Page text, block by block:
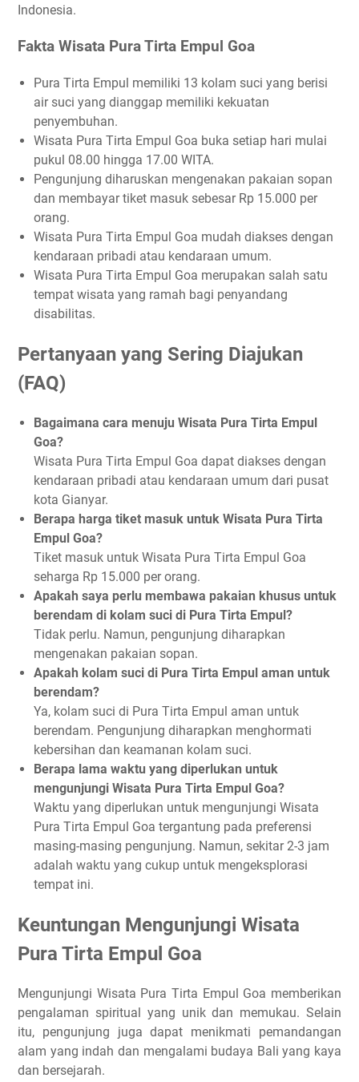
Indonesia.
Fakta Wisata Pura Tirta Empul Goa
Pura Tirta Empul memiliki 13 kolam suci yang berisi
air suci yang dianggap memiliki kekuatan
penyembuhan.
Wisata Pura Tirta Empul Goa buka setiap hari mulai
pukul 08.00 hingga 17.00 WITA.
Pengunjung diharuskan mengenakan pakaian sopan
dan membayar tiket masuk sebesar Rp 15.000 per
orang.
Wisata Pura Tirta Empul Goa mudah diakses dengan
kendaraan pribadi atau kendaraan umum.
Wisata Pura Tirta Empul Goa merupakan salah satu
tempat wisata yang ramah bagi penyandang
disabilitas.
Pertanyaan yang Sering Diajukan
(FAQ)
Bagaimana cara menuju Wisata Pura Tirta Empul
Goa?
Wisata Pura Tirta Empul Goa dapat diakses dengan
kendaraan pribadi atau kendaraan umum dari pusat
kota Gianyar.
Berapa harga tiket masuk untuk Wisata Pura Tirta
Empul Goa?
Tiket masuk untuk Wisata Pura Tirta Empul Goa
seharga Rp 15.000 per orang.
Apakah saya perlu membawa pakaian khusus untuk
berendam di kolam suci di Pura Tirta Empul?
Tidak perlu. Namun, pengunjung diharapkan
mengenakan pakaian sopan.
Apakah kolam suci di Pura Tirta Empul aman untuk
berendam?
Ya, kolam suci di Pura Tirta Empul aman untuk
berendam. Pengunjung diharapkan menghormati
kebersihan dan keamanan kolam suci.
Berapa lama waktu yang diperlukan untuk
mengunjungi Wisata Pura Tirta Empul Goa?
Waktu yang diperlukan untuk mengunjungi Wisata
Pura Tirta Empul Goa tergantung pada preferensi
masing-masing pengunjung. Namun, sekitar 2-3 jam
adalah waktu yang cukup untuk mengeksplorasi
tempat ini.
Keuntungan Mengunjungi Wisata
Pura Tirta Empul Goa
Mengunjungi Wisata Pura Tirta Empul Goa memberikan
pengalaman spiritual yang unik dan memukau. Selain
itu, pengunjung juga dapat menikmati pemandangan
alam yang indah dan mengalami budaya Bali yang kaya
dan bersejarah.